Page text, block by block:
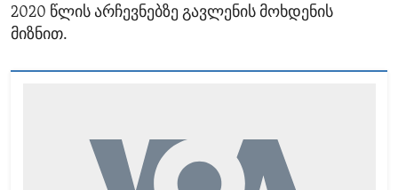
2020 წლის არჩევნებზე გავლენის მოხდენის
მიზნით.